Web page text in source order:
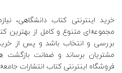
خرید اینترنتی کتاب‌ دانشگاهی،
مجموعه‌ای متنوع و کامل از بهترین
بررسی و انتخاب باشد و پس از
مشتریان برساند و ضمانت بازگشت
فروشگاه اینترنتی کتاب انتشارات